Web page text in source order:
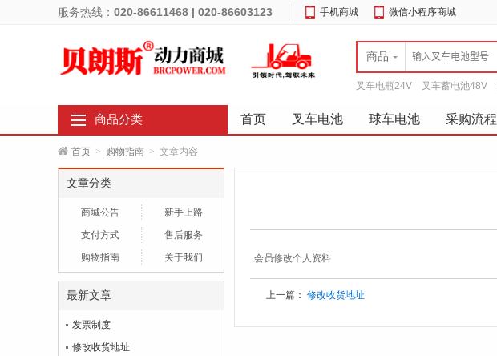
服务热线： 020-86611468 | 020-86603123 手机商城 微信小程序商城
商品
叉车电瓶24V 叉车蓄电池48V
商品分类 首页 叉车电池 球车电池 采购流程
首页 > 购物指南 > 文章内容
文章分类
商城公告
新手上路
支付方式
售后服务
购物指南
关于我们
最新文章
发票制度
修改收货地址
会员修改个人资料
上一篇： 修改收货地址